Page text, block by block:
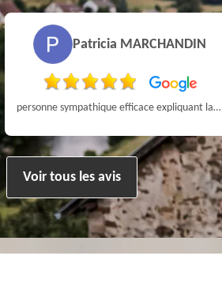
Patricia MARCHANDIN
personne sympathique efficace expliquant la démarche de son travail pour un résultat de qualité . A recommander
Voir tous les avis